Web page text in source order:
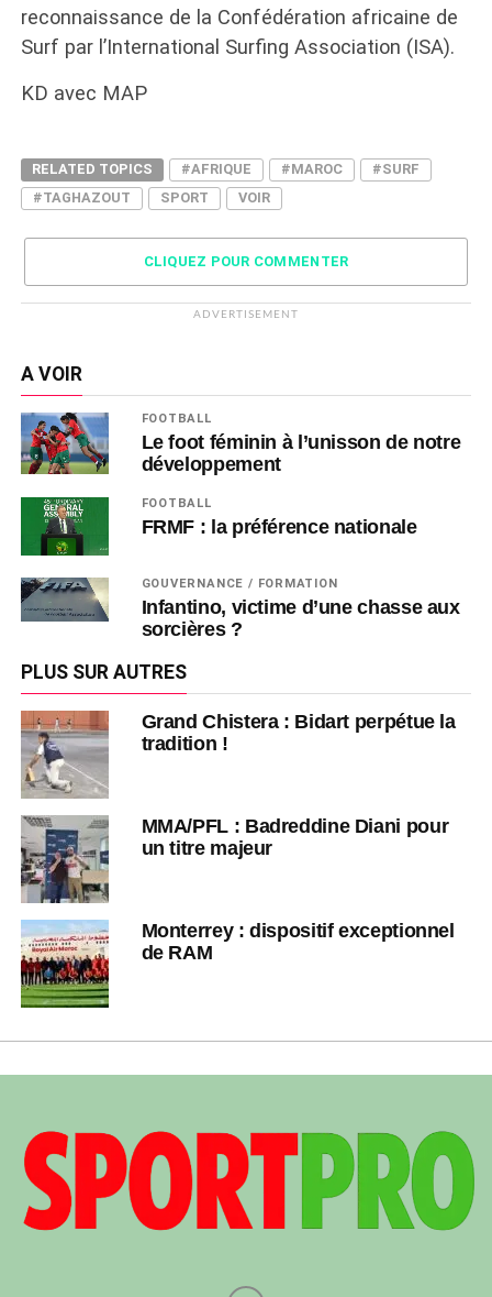
reconnaissance de la Confédération africaine de
Surf par l’International Surfing Association (ISA).
KD avec MAP
RELATED TOPICS #AFRIQUE #MAROC
#SURF
#TAGHAZOUT
SPORT VOIR
CLIQUEZ POUR COMMENTER
ADVERTISEMENT
A VOIR
FOOTBALL
Le foot féminin à l’unisson de notre
développement
FOOTBALL
FRMF : la préférence nationale
GOUVERNANCE / FORMATION
Infantino, victime d’une chasse aux
sorcières ?
PLUS SUR AUTRES
Grand Chistera : Bidart perpétue la
tradition !
MMA/PFL : Badreddine Diani pour
un titre majeur
Monterrey : dispositif exceptionnel
de RAM